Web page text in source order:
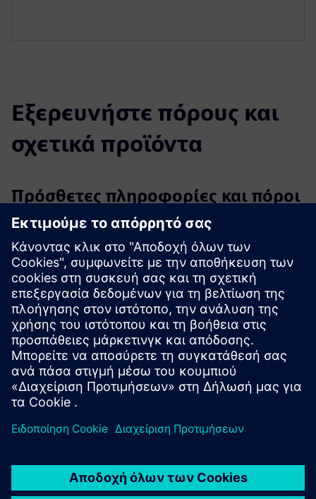
Εξερευνήστε πόρους και
σχετικά προϊόντα
Πρόσθετες πληροφορίες και πόροι
Δικτυακός τόπος Santon Circuit Breaker Services B.V.
SENTRON Powercenter 3000 — η διαφανής διανομή
ισχύος γίνεται απλή
Επισκόπηση περίπτωσης χρήσης - Santon Retrofit
Προαπαιτούμενα
Επικοινωνία Profinet/Modbus TCP
SENTRON 3WA ACB με ηλεκτρονική μονάδα εκκίνησης
ETU600